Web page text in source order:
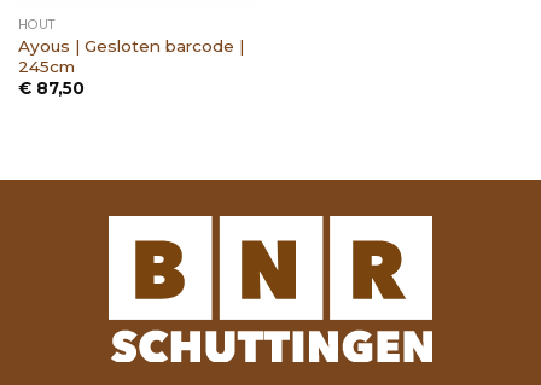
HOUT
Ayous | Gesloten barcode |
245cm
€87,50